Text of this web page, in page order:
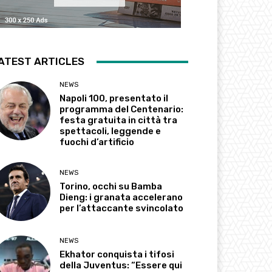
ARTICLES
NEWS
Napoli 100, presentato il
programma del Centenario:
festa gratuita in città tra
spettacoli, leggende e
fuochi d’artificio
NEWS
Torino, occhi su Bamba
Dieng: i granata accelerano
per l’attaccante svincolato
NEWS
Ekhator conquista i tifosi
della Juventus: “Essere qui